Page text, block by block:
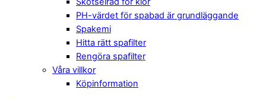
PH-värdet för spabad är grundläggande
Spakemi
Hitta rätt spafilter
Rengöra spafilter
Våra villkor
Köpinformation